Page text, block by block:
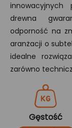
innowacyjnych
drewna
odporność na
aranżacji o
idealne
zarówno
Gęstość